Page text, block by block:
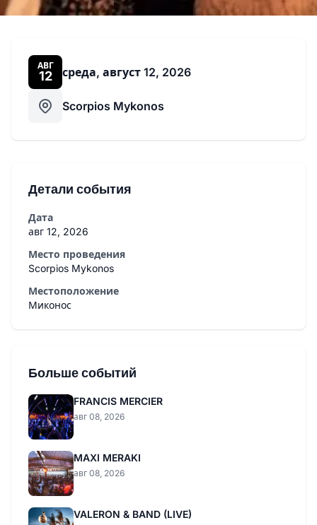
АВГ
12 среда, август 12, 2026
Scorpios Mykonos
Детали события
Дата
авг 12, 2026
Место проведения
Scorpios Mykonos
Местоположение
Миконос
Больше событий
FRANCIS MERCIER
авг 08, 2026
MAXI MERAKI
авг 08, 2026
VALERON & BAND (LIVE)